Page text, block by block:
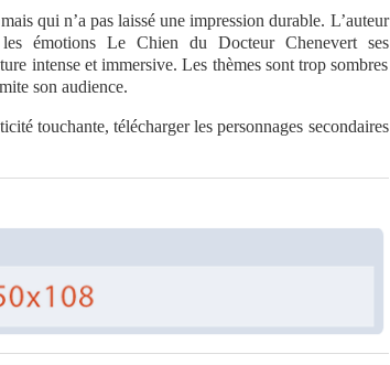
qui n’a pas laissé une impression durable. L’auteur
émotions Le Chien du Docteur Chenevert ses
intense et immersive. Les thèmes sont trop sombres
son audience.
touchante, télécharger les personnages secondaires